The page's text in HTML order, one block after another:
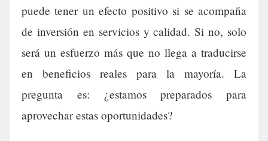
puede tener un efecto positivo si se acompaña
de inversión en servicios y calidad. Si no, solo
será un esfuerzo más que no llega a traducirse
en beneficios reales para la mayoría. La
pregunta es: ¿estamos preparados para
aprovechar estas oportunidades?